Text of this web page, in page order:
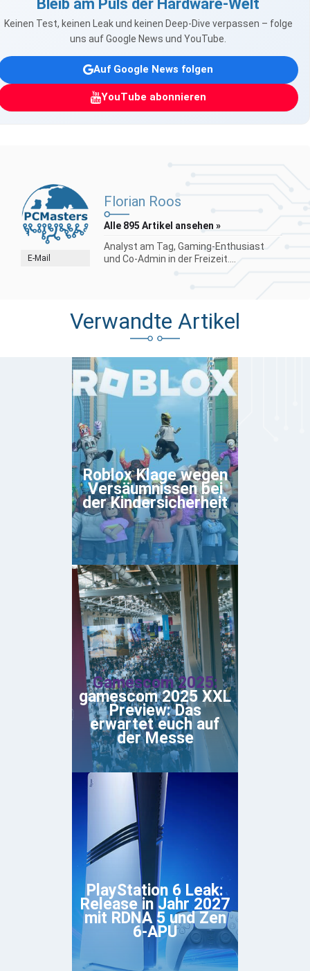
Bleib am Puls der Hardware-Welt
Keinen Test, keinen Leak und keinen Deep-Dive verpassen – folge
uns auf Google News und YouTube.
Auf Google News folgen
YouTube abonnieren
E-Mail
Florian Roos
Alle 895 Artikel ansehen »
Analyst am Tag, Gaming-Enthusiast
und Co-Admin in der Freizeit....
Verwandte Artikel
Roblox Klage wegen
Versäumnissen bei
der Kindersicherheit
Gamescom 2025:
gamescom 2025 XXL
Preview: Das
erwartet euch auf
der Messe
PlayStation 6 Leak:
Release in Jahr 2027
mit RDNA 5 und Zen
6-APU